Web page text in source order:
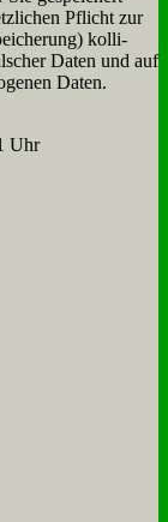
Pflicht zur
kol­li­
Da­ten und auf
Da­ten.
Uhr